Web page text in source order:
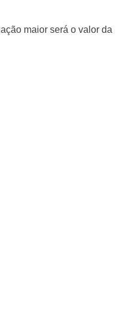
maior será o valor da